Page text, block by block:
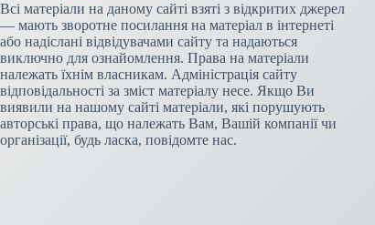
Всі матеріали на даному сайті взяті з відкритих джерел
— мають зворотне посилання на матеріал в інтернеті
або надіслані відвідувачами сайту та надаються
виключно для ознайомлення. Права на матеріали
належать їхнім власникам. Адміністрація сайту
відповідальності за зміст матеріалу несе. Якщо Ви
виявили на нашому сайті матеріали, які порушують
авторські права, що належать Вам, Вашій компанії чи
організації, будь ласка, повідомте нас.